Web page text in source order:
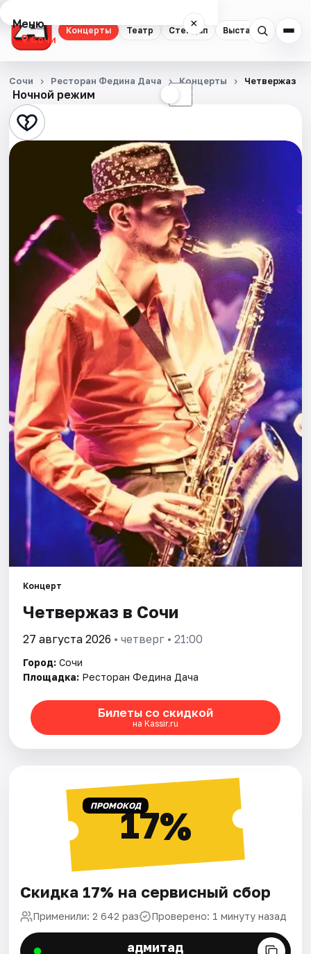
Концерты Театр Стендап Выставки
Меню ×
Сочи
Концерты
Театр
Стендап
Экскурсии
Спорт
События
Города
Площадки
Артисты
Рейтинги
Ночной режим ☾
Сочи Ресторан Федина Дача Концерты Четвержаз
Концерт
Четвержаз в Сочи
27 августа 2026 • четверг • 21:00
Город: Сочи
Площадка: Ресторан Федина Дача
Билеты со скидкой
на Kassir.ru
ПРОМОКОД17%
Скидка 17% на сервисный сбор
Применили: 2 642 раз Проверено: 1 минуту назад
адмитад